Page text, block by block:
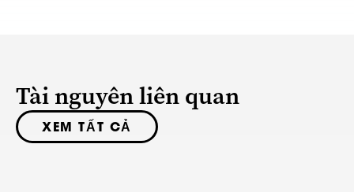
Tài nguyên liên quan
XEM TẤT CẢ